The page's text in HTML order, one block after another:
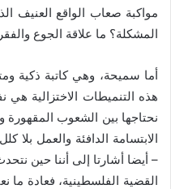
مواكبة صعاب الواقع العنيف
المشكلة؟ ما علاقة الجوع
أما سميحة، وهي كاتبة ذكية
هذه التنميطات الاختزالية هي
نحتاجها بين الشعوب
الابتسامة الدافئة والعمل
– أيضا أشارتا إلى أننا حين
القضية الفلسطينية، فعادة ما